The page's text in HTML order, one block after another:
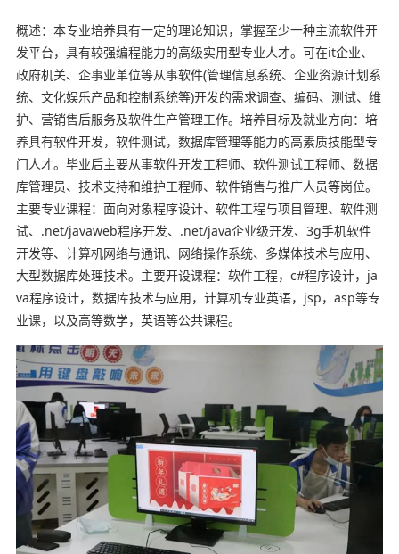
概述：本专业培养具有一定的理论知识，掌握至少一种主流软件开
发平台，具有较强编程能力的高级实用型专业人才。可在it企业、
政府机关、企事业单位等从事软件(管理信息系统、企业资源计划系
统、文化娱乐产品和控制系统等)开发的需求调查、编码、测试、维
护、营销售后服务及软件生产管理工作。培养目标及就业方向：培
养具有软件开发，软件测试，数据库管理等能力的高素质技能型专
门人才。毕业后主要从事软件开发工程师、软件测试工程师、数据
库管理员、技术支持和维护工程师、软件销售与推广人员等岗位。
主要专业课程：面向对象程序设计、软件工程与项目管理、软件测
试、.net/javaweb程序开发、.net/java企业级开发、3g手机软件
开发等、计算机网络与通讯、网络操作系统、多媒体技术与应用、
大型数据库处理技术。主要开设课程：软件工程，c#程序设计，ja
va程序设计，数据库技术与应用，计算机专业英语，jsp，asp等专
业课，以及高等数学，英语等公共课程。